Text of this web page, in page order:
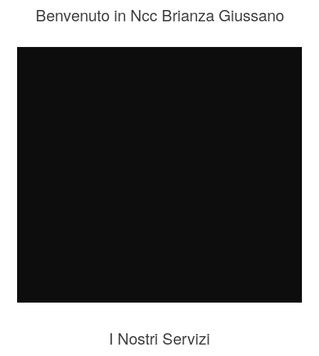
Benvenuto in Ncc Brianza Giussano
I Nostri Servizi